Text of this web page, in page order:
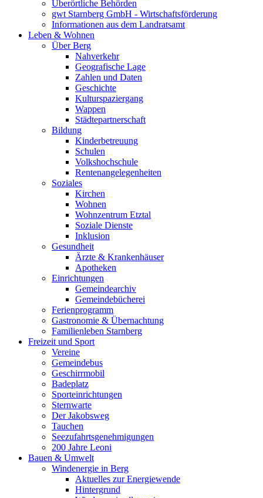
Überörtliche Behörden
gwt Starnberg GmbH - Wirtschaftsförderung
Informationen aus dem Landratsamt
Leben & Wohnen
Über Berg
Nahverkehr
Geografische Lage
Zahlen und Daten
Geschichte
Kulturspaziergang
Wappen
Städtepartnerschaft
Bildung
Kinderbetreuung
Schulen
Volkshochschule
Rentenangelegenheiten
Soziales
Kirchen
Wohnen
Wohnzentrum Etztal
Soziale Dienste
Inklusion
Gesundheit
Ärzte & Krankenhäuser
Apotheken
Einrichtungen
Gemeindearchiv
Gemeindebücherei
Ferienprogramm
Gastronomie & Übernachtung
Familienleben Starnberg
Freizeit und Sport
Vereine
Gemeindebus
Geschirrmobil
Badeplatz
Sporteinrichtungen
Sternwarte
Der Jakobsweg
Tauchen
Seezufahrtsgenehmigungen
200 Jahre Leoni
Bauen & Umwelt
Windenergie in Berg
Aktuelles zur Energiewende
Hintergrund